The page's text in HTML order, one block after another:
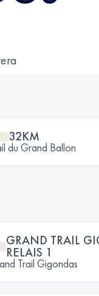
32KM
du Grand Ballon
GRAND TRAIL
RELAIS 1
Trail Gigondas